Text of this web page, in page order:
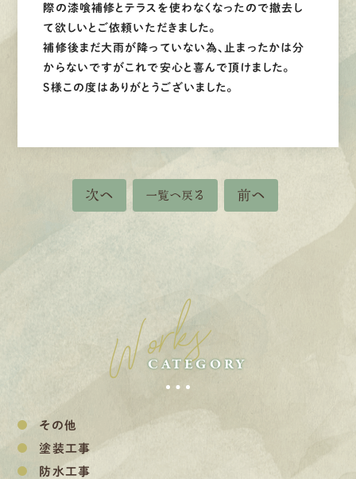
際の漆喰補修とテラスを使わなくなったので撤去し
て欲しいとご依頼いただきました。
補修後まだ大雨が降っていない為、止まったかは分
からないですがこれで安心と喜んで頂けました。
S様この度はありがとうございました。
次へ 一覧へ戻る 前へ
Works
CATEGORY
その他
塗装工事
防水工事